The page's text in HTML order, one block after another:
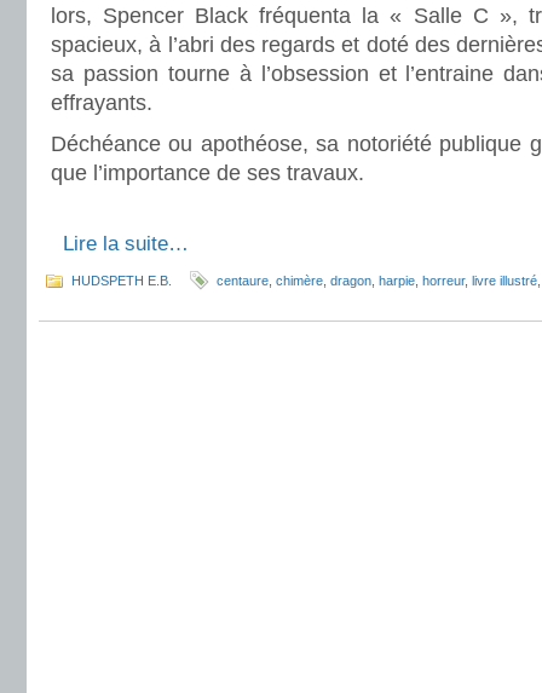
lors, Spencer Black fréquenta la « Salle C »,
spacieux, à l’abri des regards et doté des
sa passion tourne à l’obsession et l’entraine
effrayants.
Déchéance ou apothéose, sa notoriété publique
que l’importance de ses travaux.
Lire la suite…
HUDSPETH E.B. centaure chimère dragon harpie horreur, livre illustré